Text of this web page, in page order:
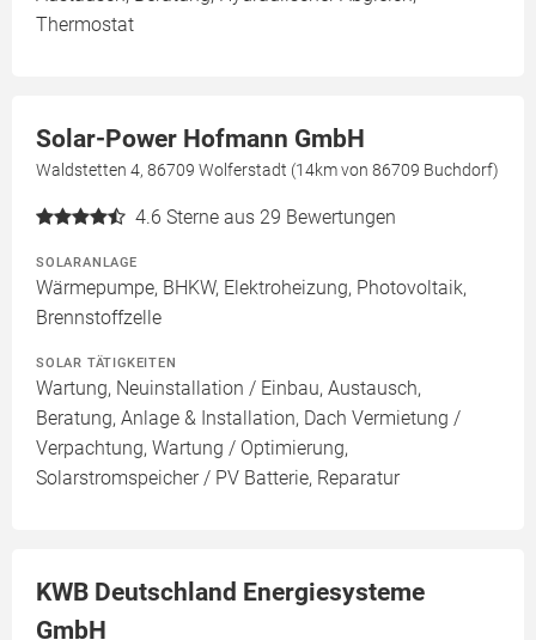
Thermostat
Solar-Power Hofmann GmbH
Waldstetten 4, 86709 Wolferstadt (14km von 86709 Buchdorf)
4.6 Sterne aus 29 Bewertungen
SOLARANLAGE
Wärmepumpe, BHKW, Elektroheizung, Photovoltaik,
Brennstoffzelle
SOLAR TÄTIGKEITEN
Wartung, Neuinstallation / Einbau, Austausch,
Beratung, Anlage & Installation, Dach Vermietung /
Verpachtung, Wartung / Optimierung,
Solarstromspeicher / PV Batterie, Reparatur
KWB Deutschland Energiesysteme
GmbH